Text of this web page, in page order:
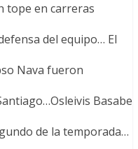
tope en carreras
del equipo… El
Nava fueron
Basabe
de la temporada…